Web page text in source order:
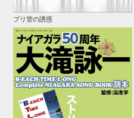
プリ管の誘惑